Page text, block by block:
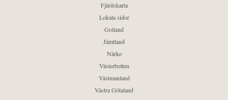
Fjärilskarta
Lokala sidor
Gotland
Jämtland
Närke
Västerbotten
Västmanland
Västra Götaland